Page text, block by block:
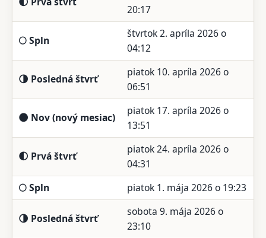
20:17
🌕 Spln
štvrtok 2. apríla 2026 o
04:12
🌗 Posledná štvrť
piatok 10. apríla 2026 o
06:51
🌑 Nov (nový mesiac)
piatok 17. apríla 2026 o
13:51
🌓 Prvá štvrť
piatok 24. apríla 2026 o
04:31
🌕 Spln
piatok 1. mája 2026 o 19:23
🌗 Posledná štvrť
sobota 9. mája 2026 o
23:10